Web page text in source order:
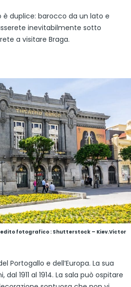
duplice: barocco da un lato e
inevitabilmente sotto
a visitare Braga.
fotografico : Shutterstock – Kiev.Victor
Portogallo e dell’Europa. La sua
1911 al 1914. La sala può ospitare